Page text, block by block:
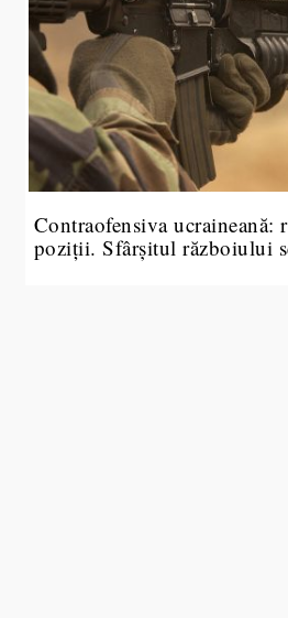
Contraofensiva ucraineană:
poziții. Sfârșitul războiului